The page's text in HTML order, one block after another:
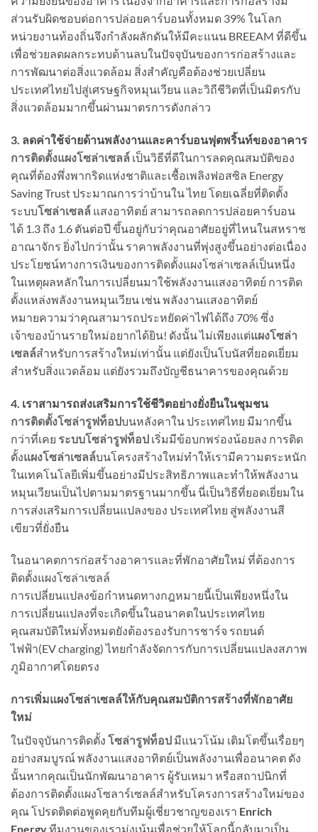
ส่วนรับผิดชอบต่อการปล่อยคาร์บอนทั้งหมด 39% ในโลก
หน่วยงานท้องถิ่นจึงกำลังผลักดันให้มีคะแนน BREEAM ที่ดีขึ้น
เพื่อช่วยลดผลกระทบด้านลบในปัจจุบันของการก่อสร้างและ
การพัฒนาต่อสิ่งแวดล้อม สิ่งสำคัญคือต้องช่วยเปลี่ยน
ประเทศไทยไปสู่เศรษฐกิจหมุนเวียน และวิถีชีวิตที่เป็นมิตรกับ
สิ่งแวดล้อมมากขึ้นผ่านมาตรการดังกล่าว
3. ลดค่าใช้จ่ายด้านพลังงานและคาร์บอนฟุตพริ้นท์ของอาคาร
การติดตั้งแผงโซล่าเซลล์ เป็นวิธีที่ดีในการลดคุณสมบัติของ
คุณที่ต้องพึ่งพากริดแห่งชาติและเชื้อเพลิงฟอสซิล Energy
Saving Trust ประมาณการว่าบ้านใน ไทย โดยเฉลี่ยที่ติดตั้ง
ระบบโซล่าเซลล์ แสงอาทิตย์ สามารถลดการปล่อยคาร์บอน
ได้ 1.3 ถึง 1.6 ตันต่อปี ขึ้นอยู่กับว่าคุณอาศัยอยู่ที่ไหนในสหราช
อาณาจักร ยิ่งไปกว่านั้น ราคาพลังงานที่พุ่งสูงขึ้นอย่างต่อเนื่อง
ประโยชน์ทางการเงินของการติดตั้งแผงโซล่าเซลล์เป็นหนึ่ง
ในเหตุผลหลักในการเปลี่ยนมาใช้พลังงานแสงอาทิตย์ การติด
ตั้งแหล่งพลังงานหมุนเวียน เช่น พลังงานแสงอาทิตย์
หมายความว่าคุณสามารถประหยัดค่าไฟได้ถึง 70% ซึ่ง
เจ้าของบ้านรายใหม่อยากได้ยิน! ดังนั้น ไม่เพียงแต่แผงโซล่า
เซลล์สำหรับการสร้างใหม่เท่านั้น แต่ยังเป็นโบนัสที่ยอดเยี่ยม
สำหรับสิ่งแวดล้อม แต่ยังรวมถึงบัญชีธนาคารของคุณด้วย
4. เราสามารถส่งเสริมการใช้ชีวิตอย่างยั่งยืนในชุมชน
การติดตั้งโซล่ารูฟท็อปบนหลังคาใน ประเทศไทย มีมากขึ้น
กว่าที่เคย ระบบโซล่ารูฟท็อป เริ่มมีข้อบกพร่องน้อยลง การติด
ตั้งแผงโซล่าเซลล์บนโครงสร้างใหม่ทำให้เรามีความตระหนัก
ในเทคโนโลยีเพิ่มขึ้นอย่างมีประสิทธิภาพและทำให้พลังงาน
หมุนเวียนเป็นไปตามมาตรฐานมากขึ้น นี่เป็นวิธีที่ยอดเยี่ยมใน
การส่งเสริมการเปลี่ยนแปลงของ ประเทศไทย สู่พลังงานสี
เขียวที่ยั่งยืน
ในอนาคตการก่อสร้างอาคารและที่พักอาศัยใหม่ ที่ต้องการ
ติดตั้งแผงโซล่าเซลล์
การเปลี่ยนแปลงข้อกำหนดทางกฎหมายนี้เป็นเพียงหนึ่งใน
การเปลี่ยนแปลงที่จะเกิดขึ้นในอนาคตในประเทศไทย
คุณสมบัติใหม่ทั้งหมดยังต้องรองรับการชาร์จ รถยนต์
ไฟฟ้า(EV charging) ไทยกำลังจัดการกับการเปลี่ยนแปลงสภาพ
ภูมิอากาศโดยตรง
การเพิ่มแผงโซล่าเซลล์ให้กับคุณสมบัติการสร้างที่พักอาศัย
ใหม่
ในปัจจุบันการติดตั้ง โซล่ารูฟท็อป มีแนวโน้ม เติมโตขึ้นเรื่อยๆ
อย่างสมบูรณ์ พลังงานแสงอาทิตย์เป็นพลังงานเพื่ออนาคต ดัง
นั้นหากคุณเป็นนักพัฒนาอาคาร ผู้รับเหมา หรือสถาปนิกที่
ต้องการติดตั้งแผงโซลาร์เซลล์สำหรับโครงการสร้างใหม่ของ
คุณ โปรดติดต่อพูดคุยกับทีมผู้เชี่ยวชาญของเรา Enrich
Energyทีมงานของเรามุ่งเน้นเพื่อช่วยให้โลกนี้กลับมาเป็น